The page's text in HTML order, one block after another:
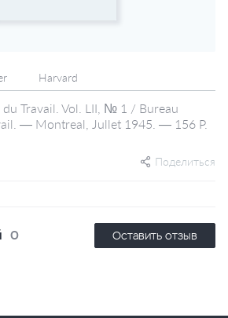
Harvard
du Travail. Vol. LII, № 1 / Bureau
— Montreal, Jullet 1945. — 156 P.
Поделиться
0 Оставить отзыв